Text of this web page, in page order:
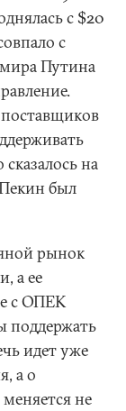
с $20
с
Путина
на
был
рынок
а ее
с ОПЕК
поддержать
идет уже
а о
не